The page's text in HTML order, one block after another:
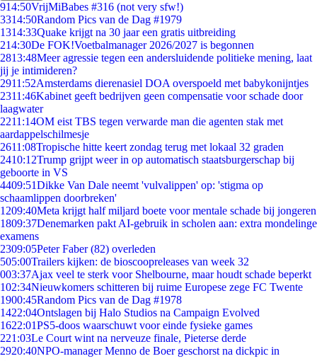
914:50VrijMiBabes #316 (not very sfw!)
3314:50Random Pics van de Dag #1979
1314:33Quake krijgt na 30 jaar een gratis uitbreiding
214:30De FOK!Voetbalmanager 2026/2027 is begonnen
2813:48Meer agressie tegen een andersluidende politieke mening, laat
jij je intimideren?
2911:52Amsterdams dierenasiel DOA overspoeld met babykonijntjes
2311:46Kabinet geeft bedrijven geen compensatie voor schade door
laagwater
2211:14OM eist TBS tegen verwarde man die agenten stak met
aardappelschilmesje
2611:08Tropische hitte keert zondag terug met lokaal 32 graden
2410:12Trump grijpt weer in op automatisch staatsburgerschap bij
geboorte in VS
4409:51Dikke Van Dale neemt 'vulvalippen' op: 'stigma op
schaamlippen doorbreken'
1209:40Meta krijgt half miljard boete voor mentale schade bij jongeren
1809:37Denemarken pakt AI-gebruik in scholen aan: extra mondelinge
examens
2309:05Peter Faber (82) overleden
505:00Trailers kijken: de bioscoopreleases van week 32
003:37Ajax veel te sterk voor Shelbourne, maar houdt schade beperkt
102:34Nieuwkomers schitteren bij ruime Europese zege FC Twente
1900:45Random Pics van de Dag #1978
1422:04Ontslagen bij Halo Studios na Campaign Evolved
1622:01PS5-doos waarschuwt voor einde fysieke games
221:03Le Court wint na nerveuze finale, Pieterse derde
2920:40NPO-manager Menno de Boer geschorst na dickpic in